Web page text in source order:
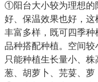
①阳台大小较为理想的
好、保温效果也好，
丰富多样，既可四季
品种搭配种植。空间较
只能种植生长量小、
葱、胡萝卜、芫荽、萝